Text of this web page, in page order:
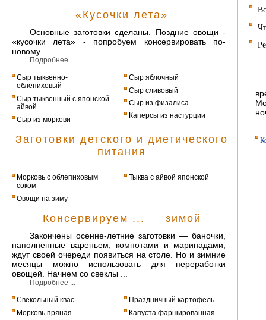
«Кусочки лета»
Основные заготовки сделаны. Поздние овощи -
«кусочки лета» - попробуем консервировать по-
новому.
Подробнее ...
Сыр тыквенно-
облепиховый
Сыр тыквенный с японской
айвой
Сыр из моркови
Сыр яблочный
Сыр сливовый
Сыр из физалиса
Каперсы из настурции
Заготовки детского и диетического
питания
Морковь с облепиховым
соком
Овощи на зиму
Тыква с айвой японской
Консервируем ... зимой
Закончены осенне-летние заготовки — баночки,
наполненные вареньем, компотами и маринадами,
ждут своей очереди появиться на столе. Но и зимние
месяцы можно использовать для переработки
овощей. Начнем со свеклы ...
Подробнее ...
Свекольный квас
Морковь пряная
Праздничный картофель
Капуста фаршированная